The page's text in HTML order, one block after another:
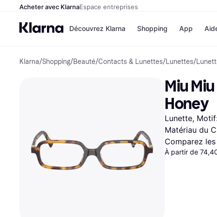
Acheter avec KlarnaEspace entreprises
Découvrez Klarna
Options de
paiement
Payer maintenant
Paiement en 3 fois
Paiement à 30 jours
Klarna sur Apple Pay
Shopping
Magasins
Airbnb
Temu
JD Sports
Voir tous les
App
Klarna/Shopping/Beauté/Contacts & Lunettes/Lunettes/
Miu
Honey
Lunette,
Matériau du
Comparez
À partir de